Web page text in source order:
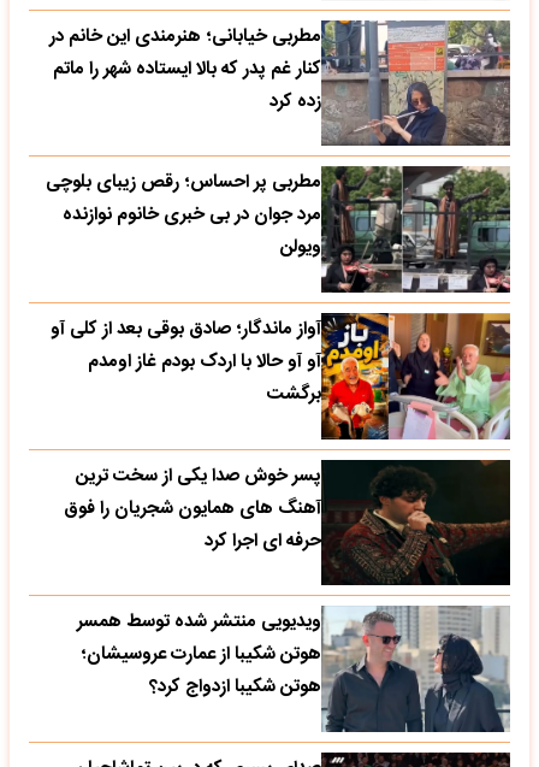
مطربی خیابانی؛ هنرمندی این خانم در
کنار غم پدر که بالا ایستاده شهر را ماتم
زده کرد
مطربی پر احساس؛ رقص زیبای بلوچی
مرد جوان در بی خبری خانوم نوازنده
ویولن
آواز ماندگار؛ صادق بوقی بعد از کلی آو
آو آو حالا با اردک بودم غاز اومدم
برگشت
پسر خوش صدا یکی از سخت ترین
آهنگ های همایون شجریان را فوق
حرفه ای اجرا کرد
ویدیویی منتشر شده توسط همسر
هوتن شکیبا از عمارت عروسیشان؛
هوتن شکیبا ازدواج کرد؟